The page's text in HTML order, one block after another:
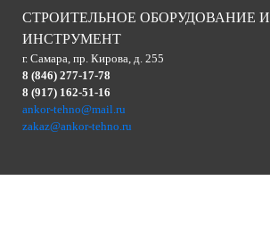
СТРОИТЕЛЬНОЕ ОБОРУДОВАНИЕ И
ИНСТРУМЕНТ
г. Самара, пр. Кирова, д. 255
8 (846) 277-17-78
8 (917) 162-51-16
ankor-tehno@mail.ru
zakaz@ankor-tehno.ru